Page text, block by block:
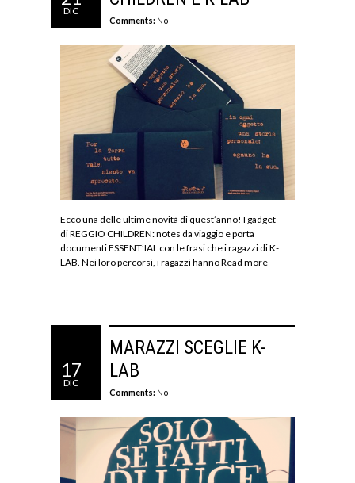
DIC
Comments: No
Ecco una delle ultime novità di quest’anno! I gadget
di REGGIO CHILDREN: notes da viaggio e porta
documenti ESSENT’IAL con le frasi che i ragazzi di K-
LAB. Nei loro percorsi, i ragazzi hannoRead more
17
DIC
MARAZZI SCEGLIE K-
LAB
Comments: No